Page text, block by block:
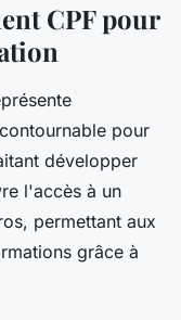
CPF pour
pour
développer
l'accès à un
permettant aux
grâce à